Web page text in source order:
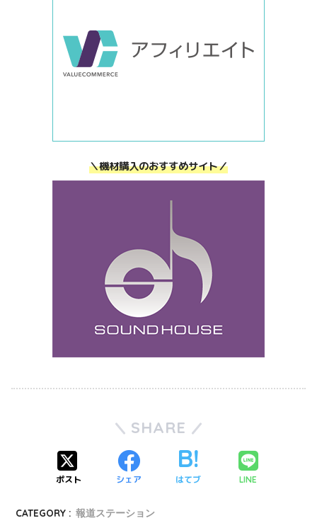
＼機材購入のおすすめサイト／
SHARE
ポスト シェア はてブ LINE
CATEGORY : 報道ステーション